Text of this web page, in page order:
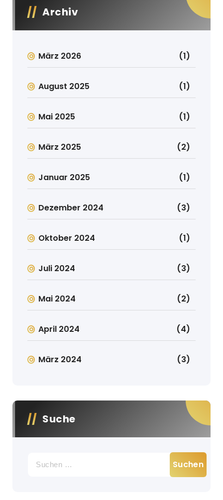
Archiv
März 2026 (1)
August 2025 (1)
Mai 2025 (1)
März 2025 (2)
Januar 2025 (1)
Dezember 2024 (3)
Oktober 2024 (1)
Juli 2024 (3)
Mai 2024 (2)
April 2024 (4)
März 2024 (3)
Suche
nach: